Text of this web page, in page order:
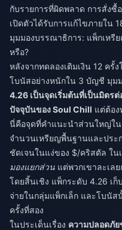
กับรายการที่ผิดพลาด การสั่ง
เปิดตัวได้รับการแก้ไขภายใน
มุมมองบรรณาธิการ: แพ็กเหรี
หรือ?
หลังจากทดลองเติมเงิน 12 ค
โบนัสอย่างหนักใน 3 บัญชี มุม
4.26 เป็นจุดเริ่มต้นที่เป็นมิตร
ปัจจุบันของ Soul Chill แต่ต้อ
นี่คือจุดที่คำแนะนำส่วนใหญ่ใน
จำนวนเหรียญพื้นฐานและปร
ชัดเจนในแง่ของ $/คริสตัล ใน
มองแยกส่วน แต่พวกเขาละเล
โดยสิ้นเชิง แพ็กระดับ 4.26 เ
จ่ายในกลุ่มแพ็กเล็ก และโบนัส
ครั้งที่สอง
ในประเด็นเรื่อง ความปลอดภัย